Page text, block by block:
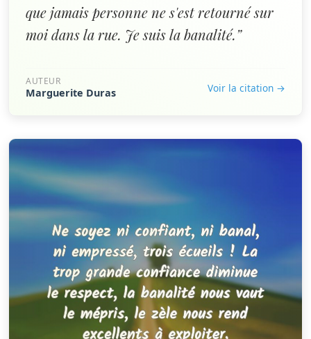
que jamais personne ne s'est retourné sur
moi dans la rue. Je suis la banalité.”
AUTEUR
Marguerite Duras Voir la citation →